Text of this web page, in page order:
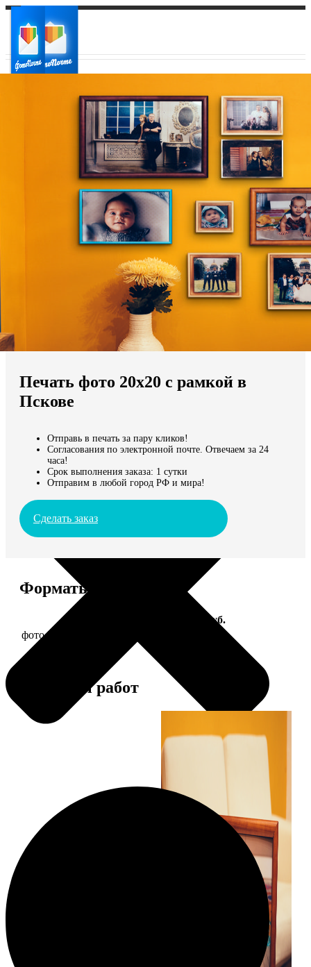
Ваш регион доставки
Выберите из списка:
Мы доставляем по всему миру
Продолжить без города
Печать фото 20х20 с рамкой в
Пскове
Отправь в печать за пару кликов!
Согласования по электронной почте. Отвечаем за 24
часа!
Срок выполнения заказа: 1 сутки
Отправим в любой город РФ и мира!
Сделать заказ
Форматы и цены
Цена, руб.
фото 20х20 в деревянной рамке
Примеры работ